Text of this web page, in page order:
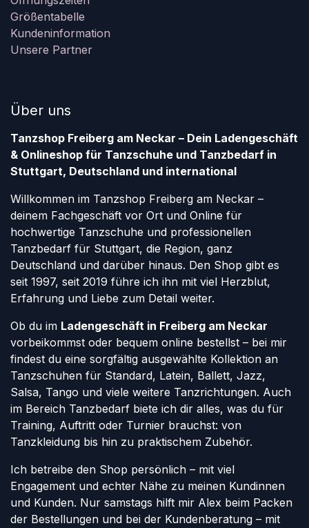
Größentabelle
Kundeninformation
Unsere Partner
Über uns
Tanzshop Freiberg am Neckar – Dein Ladengeschäft
& Onlineshop für Tanzschuhe und Tanzbedarf in
Stuttgart, Deutschland und international
Willkommen im Tanzshop Freiberg am Neckar –
deinem Fachgeschäft vor Ort und Online für
hochwertige Tanzschuhe und professionellen
Tanzbedarf für Stuttgart, die Region, ganz
Deutschland und darüber hinaus. Den Shop gibt es
seit 1997, seit 2019 führe ich ihn mit viel Herzblut,
Erfahrung und Liebe zum Detail weiter.
Ob du im Ladengeschäft in Freiberg am Neckar
vorbeikommst oder bequem online bestellst – bei mir
findest du eine sorgfältig ausgewählte Kollektion an
Tanzschuhen für Standard, Latein, Ballett, Jazz,
Salsa, Tango und viele weitere Tanzrichtungen. Auch
im Bereich Tanzbedarf biete ich dir alles, was du für
Training, Auftritt oder Turnier brauchst: von
Tanzkleidung bis hin zu praktischem Zubehör.
Ich betreibe den Shop persönlich – mit viel
Engagement und echter Nähe zu meinen Kundinnen
und Kunden. Nur samstags hilft mir Alex beim Packen
der Bestellungen und bei der Kundenberatung – mit